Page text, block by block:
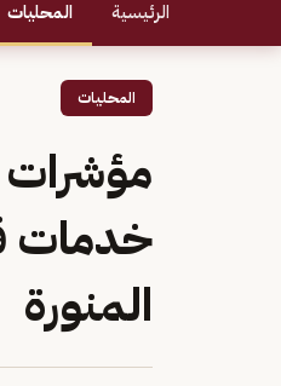
الرئيسية المحليات
المحليات
خدمات
المنورة